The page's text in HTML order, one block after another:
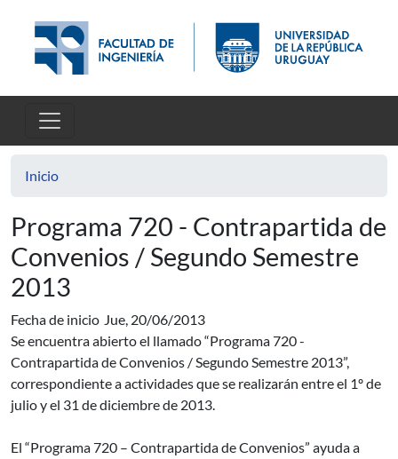
Inicio
Programa 720 - Contrapartida de
Convenios / Segundo Semestre
2013
Fecha de inicio Jue, 20/06/2013
Se encuentra abierto el llamado “Programa 720 -
Contrapartida de Convenios / Segundo Semestre 2013”,
correspondiente a actividades que se realizarán entre el 1º de
julio y el 31 de diciembre de 2013.
El “Programa 720 – Contrapartida de Convenios” ayuda a